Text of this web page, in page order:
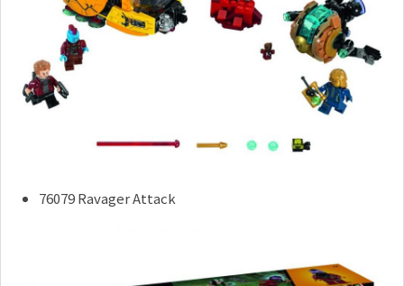
76079 Ravager Attack